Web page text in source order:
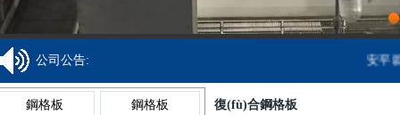
聚酯
熱鍍鋅鋼格柵板
鋼格柵溝蓋板
網(wǎng)格溝蓋
鍍鋅踏步板
防滑踏步板
球型柱
1
公司公告: 安平
鋼格板 鋼格板 復(fù)合鋼格板